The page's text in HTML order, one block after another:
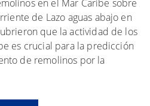
en el Mar Caribe sobre
de Lazo aguas abajo en
que la actividad de los
es crucial para la predicción
de remolinos por la